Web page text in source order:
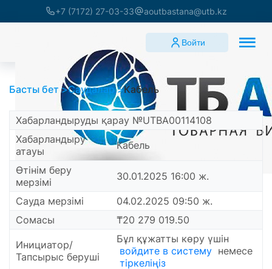
+7 (7172) 27-03-33 aoutbastana@utb.kz
Войти
Басты бет Саудалар Кабель
Хабарландыруды қарау №UTBA00114108
Хабарландыру
атауы
Кабель
Өтінім беру
мерзімі
30.01.2025 16:00 ж.
Сауда мерзімі
04.02.2025 09:50 ж.
Сомасы
₸20 279 019.50
Инициатор/
Тапсырыс беруші
Бұл құжатты көру үшін
войдите в систему немесе
тіркеліңіз